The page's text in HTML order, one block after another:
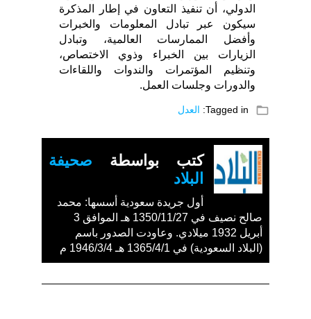
الدولي، أن تنفيذ التعاون في إطار المذكرة
سيكون عبر تبادل المعلومات والخبرات
وأفضل الممارسات العالمية، وتبادل
الزيارات بين الخبراء وذوي الاختصاص،
وتنظيم المؤتمرات والندوات واللقاءات
والدورات وجلسات العمل.
folder_open
Tagged in: العدل
كتب بواسطة صحيفة
البلاد
أول جريدة سعودية أسسها: محمد
صالح نصيف في 1350/11/27 هـ الموافق 3
أبريل 1932 ميلادي. وعاودت الصدور باسم
(البلاد السعودية) في 1365/4/1 هـ 1946/3/4 م